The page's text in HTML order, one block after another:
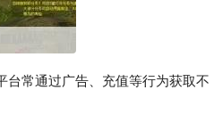
台常通过广告、充值等行为获取不